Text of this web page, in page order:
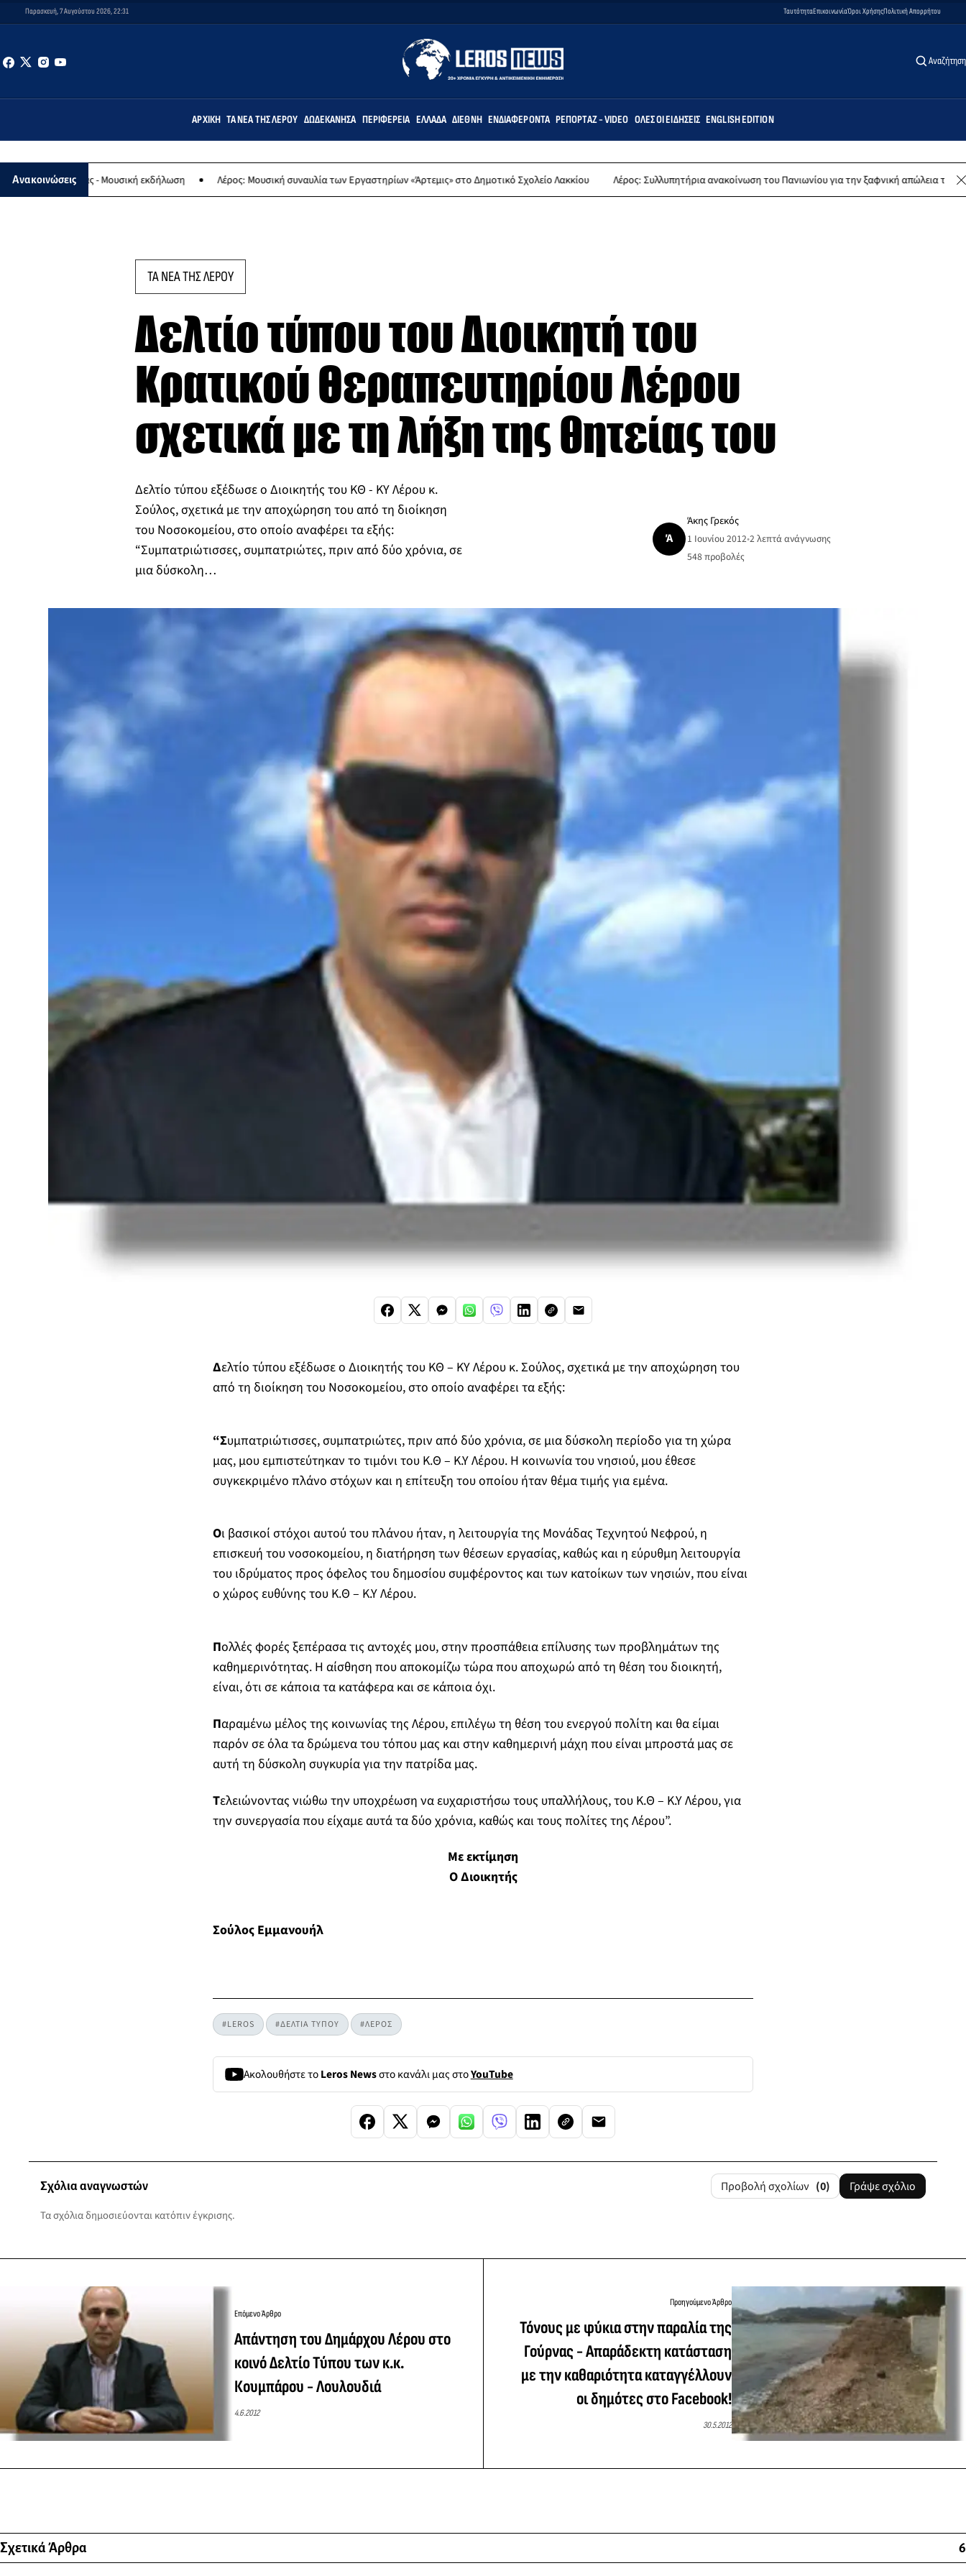
Παρασκευή, 7 Αυγούστου 2026, 22:31 ΤαυτότηταΕπικοινωνίαΌροι ΧρήσηςΠολιτική Απορρήτου
Αναζήτηση
ΑΡΧΙΚΉ ΤΑ ΝΈΑ ΤΗΣ ΛΈΡΟΥ ΔΩΔΕΚΆΝΗΣΑ ΠΕΡΙΦΈΡΕΙΑ ΕΛΛΆΔΑ ΔΙΕΘΝΉ ΕΝΔΙΑΦΈΡΟΝΤΑ ΡΕΠΟΡΤΆΖ - VIDEO ΌΛΕΣ ΟΙ ΕΙΔΉΣΕΙΣ ENGLISH EDITION
Ανακοινώσεις
- Μουσική εκδήλωση Λέρος: Μουσική συναυλία των Εργαστηρίων «Άρτεμις» στο Δημοτικό Σχολείο Λακκίου Λέρος: Συλλυπητήρια ανακοίνωση του Πανιωνίου για την ξαφνική απώλεια του Δημήτρη
ΤΑ ΝΕΑ ΤΗΣ ΛΕΡΟΥ
Δελτίο τύπου του Διοικητή του
Κρατικού Θεραπευτηρίου Λέρου
σχετικά με τη λήξη της θητείας του
Δελτίο τύπου εξέδωσε ο Διοικητής του ΚΘ - ΚΥ Λέρου κ.
Σούλος, σχετικά με την αποχώρηση του από τη διοίκηση
του Νοσοκομείου, στο οποίο αναφέρει τα εξής:
“Συμπατριώτισσες, συμπατριώτες, πριν από δύο χρόνια, σε
μια δύσκολη…
Ά
Άκης Γρεκός
1 Ιουνίου 2012•2 λεπτά ανάγνωσης
548 προβολές
Δελτίο τύπου εξέδωσε ο Διοικητής του ΚΘ – ΚΥ Λέρου κ. Σούλος, σχετικά με την αποχώρηση του
από τη διοίκηση του Νοσοκομείου, στο οποίο αναφέρει τα εξής:
“Συμπατριώτισσες, συμπατριώτες, πριν από δύο χρόνια, σε μια δύσκολη περίοδο για τη χώρα
μας, μου εμπιστεύτηκαν το τιμόνι του Κ.Θ – Κ.Υ Λέρου. Η κοινωνία του νησιού, μου έθεσε
συγκεκριμένο πλάνο στόχων και η επίτευξη του οποίου ήταν θέμα τιμής για εμένα.
Οι βασικοί στόχοι αυτού του πλάνου ήταν, η λειτουργία της Μονάδας Τεχνητού Νεφρού, η
επισκευή του νοσοκομείου, η διατήρηση των θέσεων εργασίας, καθώς και η εύρυθμη λειτουργία
του ιδρύματος προς όφελος του δημοσίου συμφέροντος και των κατοίκων των νησιών, που είναι
ο χώρος ευθύνης του Κ.Θ – Κ.Υ Λέρου.
Πολλές φορές ξεπέρασα τις αντοχές μου, στην προσπάθεια επίλυσης των προβλημάτων της
καθημερινότητας. Η αίσθηση που αποκομίζω τώρα που αποχωρώ από τη θέση του διοικητή,
είναι, ότι σε κάποια τα κατάφερα και σε κάποια όχι.
Παραμένω μέλος της κοινωνίας της Λέρου, επιλέγω τη θέση του ενεργού πολίτη και θα είμαι
παρόν σε όλα τα δρώμενα του τόπου μας και στην καθημερινή μάχη που είναι μπροστά μας σε
αυτή τη δύσκολη συγκυρία για την πατρίδα μας.
Τελειώνοντας νιώθω την υποχρέωση να ευχαριστήσω τους υπαλλήλους, του Κ.Θ – Κ.Υ Λέρου, για
την συνεργασία που είχαμε αυτά τα δύο χρόνια, καθώς και τους πολίτες της Λέρου”.
Με εκτίμηση
Ο Διοικητής
Σούλος Εμμανουήλ
#LEROS #ΔΕΛΤΙΑ ΤΥΠΟΥ #ΛΕΡΟΣ
Ακολουθήστε τοLeros Newsστο κανάλι μας στοYouTube
Σχόλια αναγνωστών Προβολή σχολίων (0) Γράψε σχόλιο
Τα σχόλια δημοσιεύονται κατόπιν έγκρισης.
Επόμενο Άρθρο
Απάντηση του Δημάρχου Λέρου στο
κοινό Δελτίο Τύπου των κ.κ.
Κουμπάρου - Λουλουδιά
4.6.2012
Προηγούμενο Άρθρο
Τόνους με φύκια στην παραλία της
Γούρνας - Απαράδεκτη κατάσταση
με την καθαριότητα καταγγέλλουν
οι δημότες στο Facebook!
30.5.2012
Σχετικά Άρθρα 6